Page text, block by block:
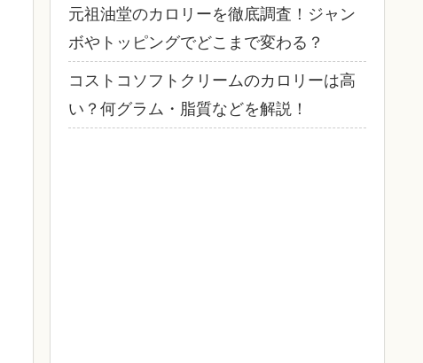
元祖油堂のカロリーを徹底調査！ジャン
ボやトッピングでどこまで変わる？
コストコソフトクリームのカロリーは高
い？何グラム・脂質などを解説！